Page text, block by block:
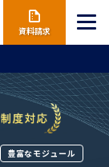
資料請求
豊富なモジュール